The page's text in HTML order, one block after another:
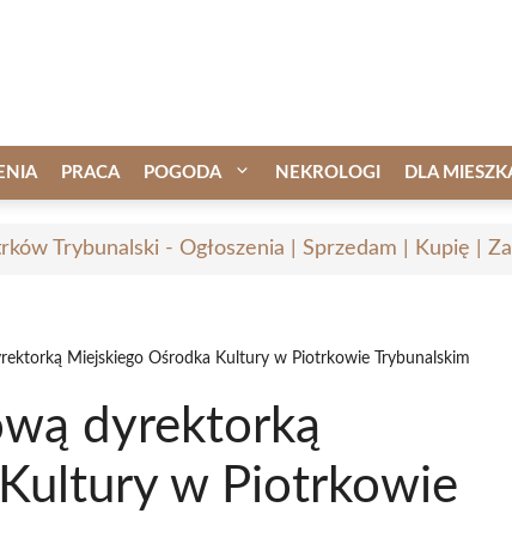
PRACA POGODA NEKROLOGI DLA
Trybunalski - Ogłoszenia | Sprzedam | Kupię |
Miejskiego Ośrodka Kultury w Piotrkowie Trybunalskim
dyrektorką
w Piotrkowie